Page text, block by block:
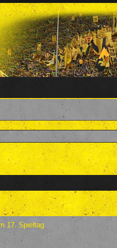
August 2017.
17. Spieltag